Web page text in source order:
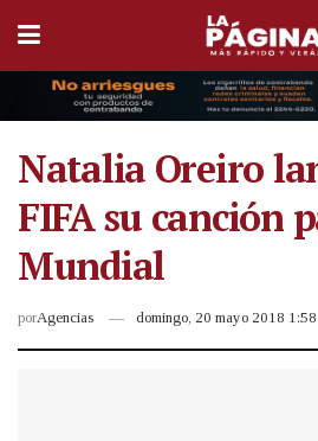
Natalia Oreiro
FIFA su canción
Mundial
porAgencias domingo, 20 mayo 2018